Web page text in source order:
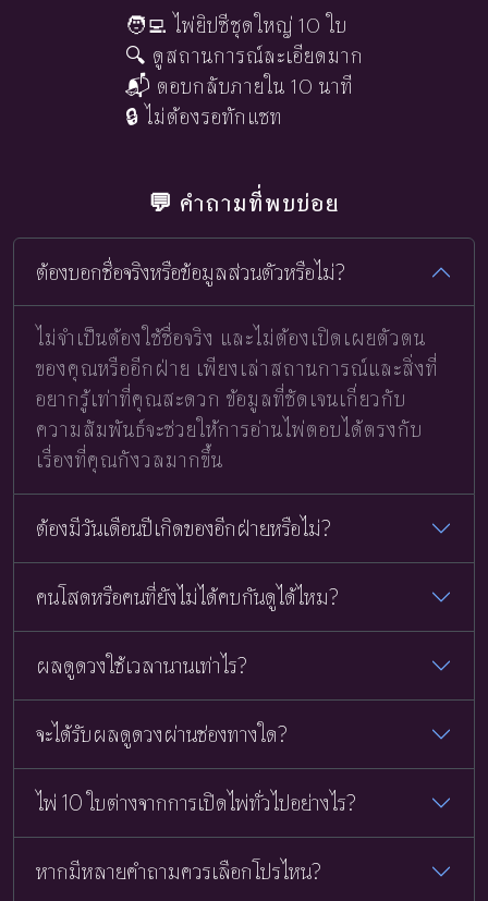
🧑‍💻 ไพ่ยิปซีชุดใหญ่ 10 ใบ
🔍 ดูสถานการณ์ละเอียดมาก
📬 ตอบกลับภายใน 10 นาที
🔒 ไม่ต้องรอทักแชท
💬 คำถามที่พบบ่อย
ต้องบอกชื่อจริงหรือข้อมูลส่วนตัวหรือไม่?
ไม่จำเป็นต้องใช้ชื่อจริง และไม่ต้องเปิดเผยตัวตน
ของคุณหรืออีกฝ่าย เพียงเล่าสถานการณ์และสิ่งที่
อยากรู้เท่าที่คุณสะดวก ข้อมูลที่ชัดเจนเกี่ยวกับ
ความสัมพันธ์จะช่วยให้การอ่านไพ่ตอบได้ตรงกับ
เรื่องที่คุณกังวลมากขึ้น
ต้องมีวันเดือนปีเกิดของอีกฝ่ายหรือไม่?
คนโสดหรือคนที่ยังไม่ได้คบกันดูได้ไหม?
ผลดูดวงใช้เวลานานเท่าไร?
จะได้รับผลดูดวงผ่านช่องทางใด?
ไพ่ 10 ใบต่างจากการเปิดไพ่ทั่วไปอย่างไร?
หากมีหลายคำถามควรเลือกโปรไหน?